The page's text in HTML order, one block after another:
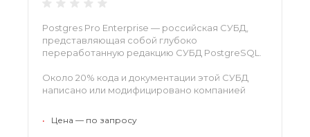
Postgres Pro Enterprise — российская СУБД,
представляющая собой глубоко
переработанную редакцию СУБД PostgreSQL.
Около 20% кода и документации этой СУБД
написано или модифицировано компанией
• Цена — по запросу